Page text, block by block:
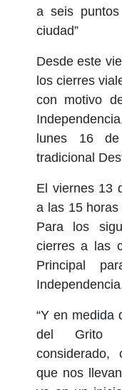
a seis
ciudad”
Desde este
los cierres
con motivo
lunes 16
tradicional
El viernes 13
a las 15
Para los
cierres a las
Principal
“Y en
del Grito
considerado,
que nos